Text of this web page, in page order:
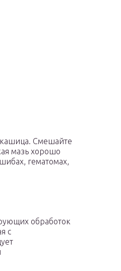
кашица. Смешайте
мазь хорошо
гематомах,
обработок
с